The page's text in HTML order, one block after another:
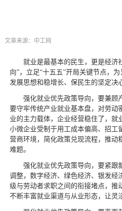
文章来源：中工网
就业是最基本的民生，更是经济
向”，立足“十五五”开局关键节点，
发展思想和稳增长、保民生的坚定决
强化就业优先政策导向，要兼顾
要守牢传统产业就业基本盘，对劳动
业的主力载体，企业经营稳住了，
小微企业受制于用工成本偏高、招工
营商环境，简化政策兑现流程，推
难题。
强化就业优先政策导向，要紧跟
调整，数字经济、绿色经济、银发经
级与劳动者求职之间的衔接堵点，推
不断丰富就业渠道与从业形态，让灵